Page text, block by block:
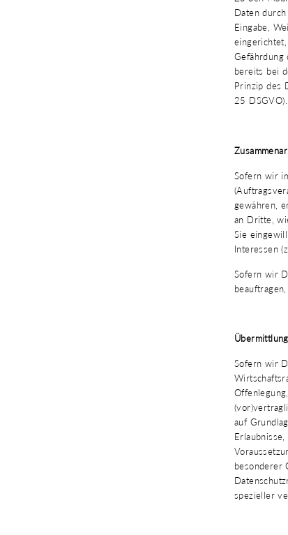
Daten
Eingabe,
Gefährdung
bereits bei
Prinzip des
25 DSGVO).
Sofern wir
gewähren,
an Dritte,
Sie
Interessen
Sofern wir
Sofern wir
auf
besonderer
spezieller